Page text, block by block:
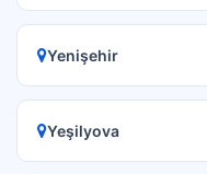
Yenişehir
Yeşilyova